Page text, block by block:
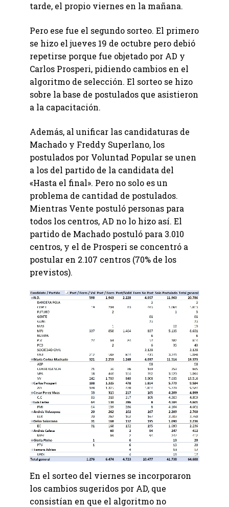
tarde, el propio viernes en la mañana.
Pero ese fue el segundo sorteo. El primero
se hizo el jueves 19 de octubre pero debió
repetirse porque fue objetado por AD y
Carlos Prosperi, pidiendo cambios en el
algoritmo de selección. El sorteo se hizo
sobre la base de postulados que asistieron
a la capacitación.
Además, al unificar las candidaturas de
Machado y Freddy Superlano, los
postulados por Voluntad Popular se unen
a los del partido de la candidata del
«Hasta el final». Pero no solo es un
problema de cantidad de postulados.
Mientras Vente postuló personas para
todos los centros, AD no lo hizo así. El
partido de Machado postuló para 3.010
centros, y el de Prosperi se concentró a
postular en 2.107 centros (70% de los
previstos).
En el sorteo del viernes se incorporaron
los cambios sugeridos por AD, que
consistían en que el algoritmo no